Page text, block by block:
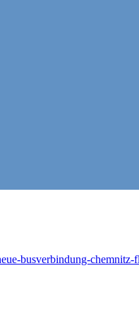
busverbindung-chemnitz-